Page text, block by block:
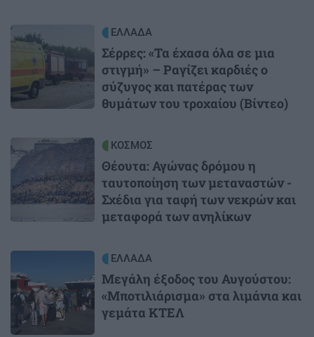
Image ΕΛΛΑΔΑ
Σέρρες: «Τα έχασα όλα σε μια
στιγμή» – Ραγίζει καρδιές ο
σύζυγος και πατέρας των
θυμάτων του τροχαίου (Βίντεο)
Image ΚΟΣΜΟΣ
Θέουτα: Αγώνας δρόμου η
ταυτοποίηση των μεταναστών -
Σχέδια για ταφή των νεκρών και
μεταφορά των ανηλίκων
ΕΛΛΑΔΑ
Μεγάλη έξοδος του Αυγούστου:
«Μποτιλιάρισμα» στα λιμάνια και
γεμάτα ΚΤΕΛ